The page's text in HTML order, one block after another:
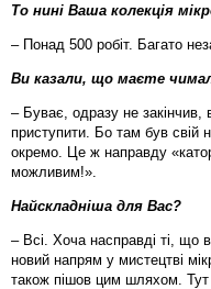
То нині Ваша колекція
– Понад 500 робіт. Багато
Ви казали, що маєте
– Буває, одразу не закінчив,
приступити. Бо там був свій
окремо. Це ж направду
можливим!».
Найскладніша для Вас?
– Всі. Хоча насправді ті, що
новий напрям у мистецтві
також пішов цим шляхом. Тут